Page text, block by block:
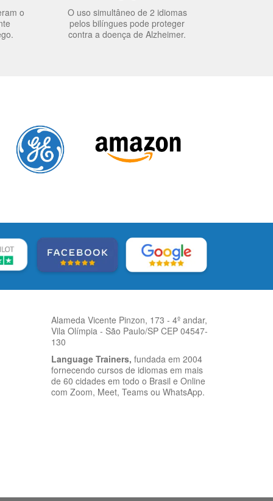
o
O uso simultâneo de 2 idiomas
pelos bilíngues pode proteger
contra a doença de Alzheimer.
Alameda Vicente Pinzon, 173 - 4º andar,
Vila Olímpia - São Paulo/SP CEP 04547-
130
Language Trainers, fundada em 2004
fornecendo cursos de idiomas em mais
de 60 cidades em todo o Brasil e Online
com Zoom, Meet, Teams ou WhatsApp.